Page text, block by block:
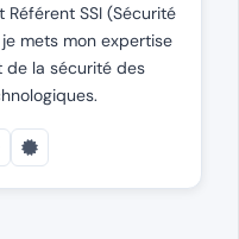
SSI (Sécurité
mets mon expertise
de la sécurité des